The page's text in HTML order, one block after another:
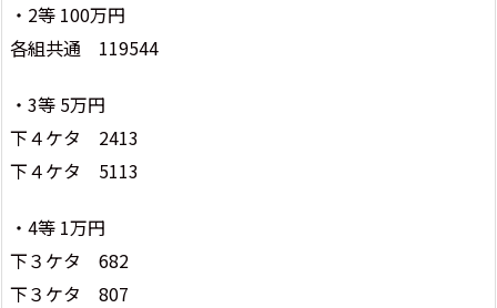
・2等 100万円
各組共通 119544
・3等 5万円
下４ケタ 2413
下４ケタ 5113
・4等 1万円
下３ケタ 682
下３ケタ 807